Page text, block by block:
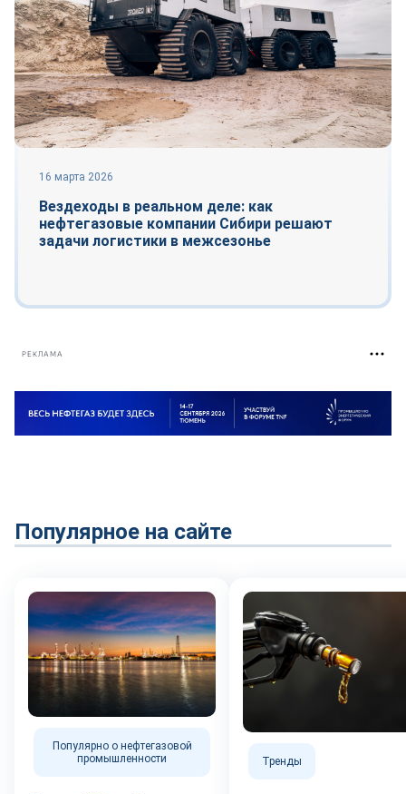
16 марта 2026
Вездеходы в реальном деле: как
нефтегазовые компании Сибири решают
задачи логистики в межсезонье
РЕКЛАМА
Популярное на сайте
Популярно о нефтегазовой
промышленности
Тренды